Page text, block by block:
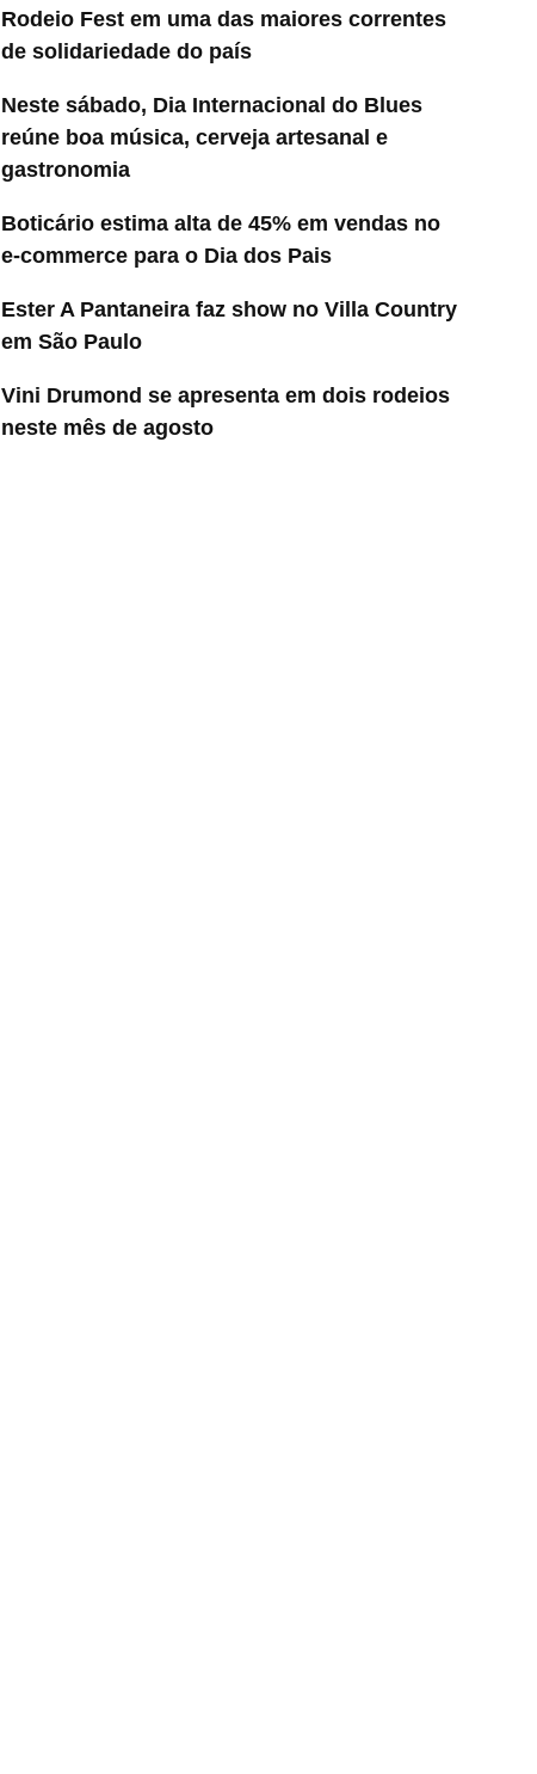
Rodeio Fest em uma das maiores correntes
de solidariedade do país
Neste sábado, Dia Internacional do Blues
reúne boa música, cerveja artesanal e
gastronomia
Boticário estima alta de 45% em vendas no
e-commerce para o Dia dos Pais
Ester A Pantaneira faz show no Villa Country
em São Paulo
Vini Drumond se apresenta em dois rodeios
neste mês de agosto